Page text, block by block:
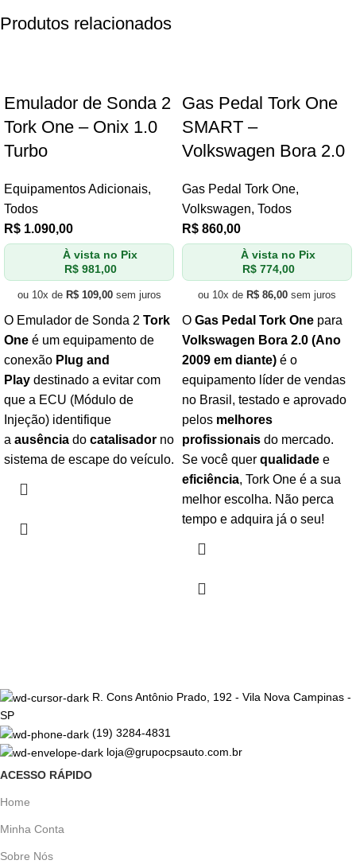
Produtos relacionados
Emulador de Sonda 2
Tork One – Onix 1.0
Turbo
Equipamentos Adicionais,
Todos
R$ 1.090,00
À vista no Pix
R$ 981,00
ou 10x de R$109,00sem juros
O Emulador de Sonda 2 Tork
One é um equipamento de
conexão Plug and
Play destinado a evitar com
que a ECU (Módulo de
Injeção) identifique
a ausência do catalisador no
sistema de escape do veículo.
Gas Pedal Tork One
SMART –
Volkswagen Bora 2.0
Gas Pedal Tork One,
Volkswagen, Todos
R$ 860,00
À vista no Pix
R$ 774,00
ou 10x de R$ 86,00 sem juros
O Gas Pedal Tork One para
Volkswagen Bora 2.0 (Ano
2009 em diante) é o
equipamento líder de vendas
no Brasil, testado e aprovado
pelos melhores
profissionais do mercado.
Se você quer qualidade e
eficiência, Tork One é a sua
melhor escolha. Não perca
tempo e adquira já o seu!
R. Cons Antônio Prado, 192 - Vila Nova Campinas -
SP
(19) 3284-4831
loja@grupocpsauto.com.br
ACESSO RÁPIDO
Home
Minha Conta
Sobre Nós